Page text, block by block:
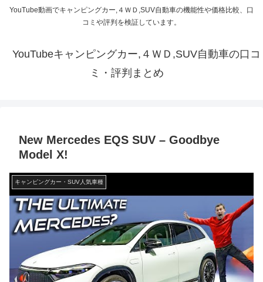
YouTube動画でキャンピングカー,４ＷＤ,SUV自動車の機能性や価格比較、口
コミや評判を検証しています。
YouTubeキャンピングカー,４ＷＤ,SUV自動車の口コ
ミ・評判まとめ
New Mercedes EQS SUV – Goodbye
Model X!
キャンピングカー・SUV人気車種